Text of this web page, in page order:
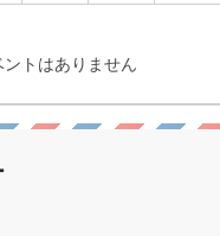
ントはありません